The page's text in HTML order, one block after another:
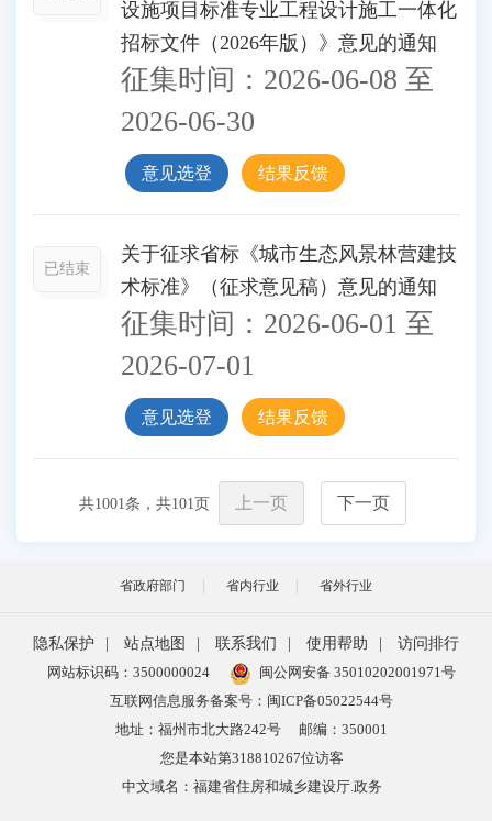
设施项目标准专业工程设计施工一体化
招标文件（2026年版）》意见的通知
征集时间： 2026-06-08 至
2026-06-30
意见选登 结果反馈
已结束
关于征求省标《城市生态风景林营建技
术标准》（征求意见稿）意见的通知
征集时间： 2026-06-01 至
2026-07-01
意见选登 结果反馈
共1001条，共101页 上一页 下一页
省政府部门 省内行业 省外行业
隐私保护 站点地图 联系我们 使用帮助
访问排行
网站标识码：3500000024
闽公网安备 35010202001971号
互联网信息服务备案号：闽ICP备05022544号
地址：福州市北大路242号
邮编：350001
您是本站第318810267位访客
中文域名：福建省住房和城乡建设厅.政务